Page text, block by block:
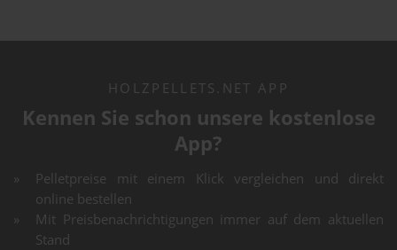
HOLZPELLETS.NET APP
Kennen Sie schon unsere kostenlose
App?
Pelletpreise mit einem Klick vergleichen und direkt
online bestellen
Mit Preisbenachrichtigungen immer auf dem aktuellen
Stand